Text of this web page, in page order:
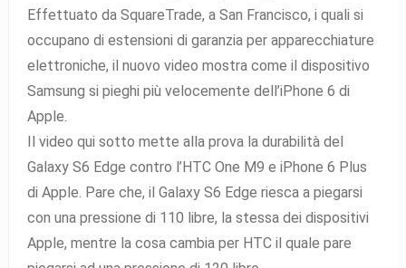
Effettuato da SquareTrade, a San Francisco, i quali si
occupano di estensioni di garanzia per apparecchiature
elettroniche, il nuovo video mostra come il dispositivo
Samsung si pieghi più velocemente dell’iPhone 6 di
Apple.
Il video qui sotto mette alla prova la durabilità del
Galaxy S6 Edge contro l’HTC One M9 e iPhone 6 Plus
di Apple. Pare che, il Galaxy S6 Edge riesca a piegarsi
con una pressione di 110 libre, la stessa dei dispositivi
Apple, mentre la cosa cambia per HTC il quale pare